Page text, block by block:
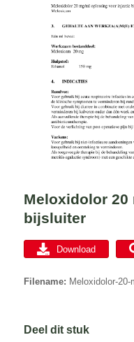
Meloxidolor
bijsluiter
Download
Filename: Meloxidolor-
Deel dit stuk